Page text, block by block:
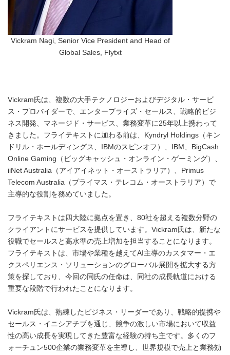
Vickram Nagi, Senior Vice President and Head of
Global Sales, Flytxt
Vickram氏は、複数の大手テクノロジーおよびデジタル・サービ
ス・プロバイダーで、エンタープライズ・セールス、戦略的ビジ
ネス開発、マネージド・サービス、業務変革に25年以上携わって
きました。フライテキストに加わる前は、Kyndryl Holdings（キン
ドリル・ホールディングス、IBMのスピンオフ）、IBM、BigCash
Online Gaming（ビッグキャッシュ・オンライン・ゲーミング）、
iiNet Australia（アイアイネット・オーストラリア）、Primus
Telecom Australia（プライマス・テレコム・オーストラリア）で
主導的な役割を務めていました。
フライテキストは四大陸に拠点を置き、80社を超える複数分野の
クライアントにサービスを提供しています。Vickram氏は、新たな
役職でセールスと高水準の売上増加を担当することになります。
フライテキストは、市場や業種を越えてAI主導のカスタマー・エ
クスペリエンス・ソリューションのグローバル展開を拡大する方
策を探しており、今回の同氏の任命は、同社の成長軌道における
重要な段階で行われたことになります。
Vickram氏は、熟練したビジネス・リーダーであり、戦略的提携や
セールス・イニシアチブを通じ、競争の激しい市場において収益
性の高い成長を実現してきた豊富な経験の持ち主です。多くのフ
ォーチュン500企業の業務変革を主導し、世界規模で売上と業務効